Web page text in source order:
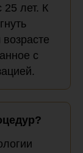
25 лет. К
с